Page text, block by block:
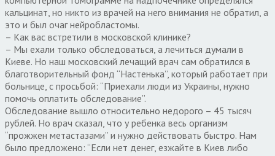
кальцинат, но никто из врачей на него внимания не обратил, а
это и был очаг нейробластомы.
– Как вас встретили в московской клинике?
– Мы ехали только обследоваться, а лечиться думали в
Киеве. Но наш московский лечащий врач сам обратился в
благотворительный фонд “Настенька”, который работает при
больнице, с просьбой: “Приехали люди из Украины, нужно
помочь оплатить обследование”.
Обследование вышло относительно недорого – 45 тысяч
рублей. Но врач сказал, что у ребенка весь организм
“прожжен метастазами” и нужно действовать быстро. Нам
было предложено: “Если нет денег, езжайте в Киев либо